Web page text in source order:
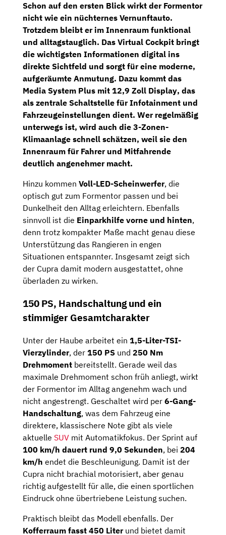
Schon auf den ersten Blick wirkt der Formentor
nicht wie ein nüchternes Vernunftauto.
Trotzdem bleibt er im Innenraum funktional
und alltagstauglich. Das Virtual Cockpit bringt
die wichtigsten Informationen digital ins
direkte Sichtfeld und sorgt für eine moderne,
aufgeräumte Anmutung. Dazu kommt das
Media System Plus mit 12,9 Zoll Display, das
als zentrale Schaltstelle für Infotainment und
Fahrzeugeinstellungen dient. Wer regelmäßig
unterwegs ist, wird auch die 3-Zonen-
Klimaanlage schnell schätzen, weil sie den
Innenraum für Fahrer und Mitfahrende
deutlich angenehmer macht.
Hinzu kommen Voll-LED-Scheinwerfer, die
optisch gut zum Formentor passen und bei
Dunkelheit den Alltag erleichtern. Ebenfalls
sinnvoll ist die Einparkhilfe vorne und hinten,
denn trotz kompakter Maße macht genau diese
Unterstützung das Rangieren in engen
Situationen entspannter. Insgesamt zeigt sich
der Cupra damit modern ausgestattet, ohne
überladen zu wirken.
150 PS, Handschaltung und ein
stimmiger Gesamtcharakter
Unter der Haube arbeitet ein 1,5-Liter-TSI-
Vierzylinder, der 150 PS und 250 Nm
Drehmoment bereitstellt. Gerade weil das
maximale Drehmoment schon früh anliegt, wirkt
der Formentor im Alltag angenehm wach und
nicht angestrengt. Geschaltet wird per 6-Gang-
Handschaltung, was dem Fahrzeug eine
direktere, klassischere Note gibt als viele
aktuelle SUV mit Automatikfokus. Der Sprint auf
100 km/h dauert rund 9,0 Sekunden, bei 204
km/h endet die Beschleunigung. Damit ist der
Cupra nicht brachial motorisiert, aber genau
richtig aufgestellt für alle, die einen sportlichen
Eindruck ohne übertriebene Leistung suchen.
Praktisch bleibt das Modell ebenfalls. Der
Kofferraum fasst 450 Literund bietet damit